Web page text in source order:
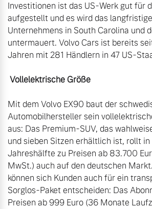
Investitionen ist das US-Werk gut für
aufgestellt und es wird das
Unternehmens in South Carolina und
untermauert. Volvo Cars ist bereits
Jahren mit 281 Händlern in 47 US-
Vollelektrische Größe
Mit dem Volvo EX90 baut der
Automobilhersteller sein
aus: Das Premium-SUV, das
und sieben Sitzen erhältlich ist, rollt
Jahreshälfte zu Preisen ab 83.700
MwSt.) auch auf den deutschen
können sich Kunden auch für ein
Sorglos-Paket entscheiden: Das
Preisen ab 999 Euro (36 Monate